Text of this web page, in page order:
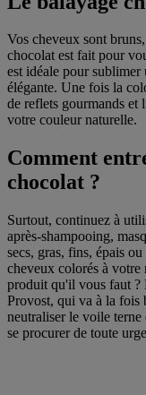
Vos cheveux sont
chocolat est fait pour
est idéale pour sublimer
élégante. Une fois la
de reflets gourmands et
votre couleur naturelle.
Comment
chocolat ?
Surtout, continuez à
après-shampooing,
secs, gras, fins, épais
cheveux colorés à
produit qu'il vous faut ?
Provost, qui va à la fois
neutraliser le voile
se procurer de toute